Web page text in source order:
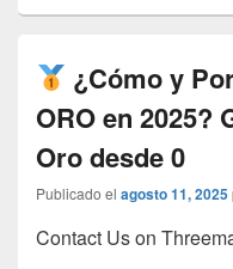
¿Cómo y
ORO en 2025?
Oro desde 0
Publicado el agosto 11, 2025
Contact Us on